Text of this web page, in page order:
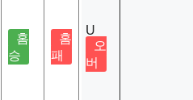
홈
승
홈
패
U
오
버